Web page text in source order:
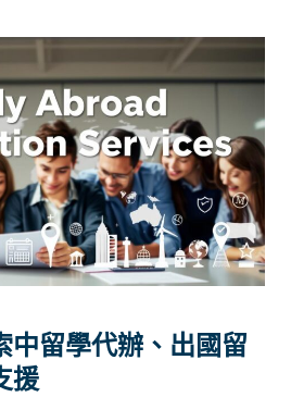
中留學代辦、出國留
援